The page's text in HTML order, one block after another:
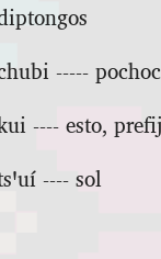
‑‑‑‑‑
‑‑‑‑ esto,
‑‑‑‑ sol